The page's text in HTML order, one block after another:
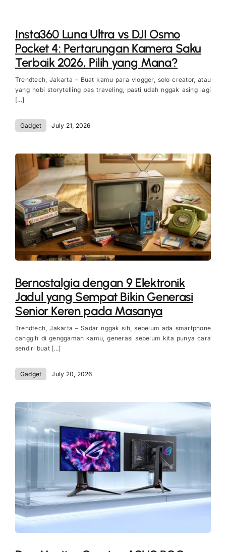
Insta360 Luna Ultra vs DJI Osmo
Pocket 4: Pertarungan Kamera Saku
Terbaik 2026, Pilih yang Mana?
Trendtech, Jakarta – Buat kamu para vlogger, solo creator, atau
yang hobi storytelling pas traveling, pasti udah nggak asing lagi
[...]
Gadget July 21, 2026
Bernostalgia dengan 9 Elektronik
Jadul yang Sempat Bikin Generasi
Senior Keren pada Masanya
Trendtech, Jakarta – Sadar nggak sih, sebelum ada smartphone
canggih di genggaman kamu, generasi sebelum kita punya cara
sendiri buat [...]
Gadget July 20, 2026